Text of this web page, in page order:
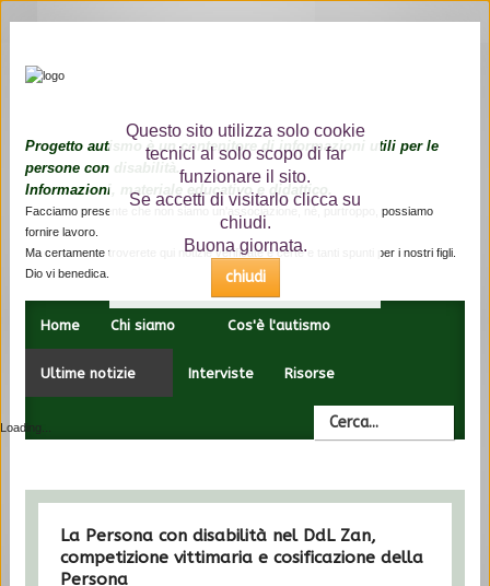
Questo sito utilizza solo cookie
tecnici al solo scopo di far
funzionare il sito.
Se accetti di visitarlo clicca su
chiudi.
Buona giornata.
chiudi
Loading...
Chi
siamo
Cos'è
l'autismo
Progetto autismo è un contenitore di informazioni utili per le
persone con disabilità.
Informazioni, materiale educativo e didattico.
Facciamo presente che non siamo un'associazione, né, purtroppo, possiamo
fornire lavoro.
Ma certamente troverete qui notizie verificate e certe e tanti spunti per i nostri figli.
Dio vi benedica.
Home Chi siamo Cos'è l'autismo
Ultime notizie Interviste Risorse
La Persona con disabilità nel DdL Zan,
competizione vittimaria e cosificazione della
Persona